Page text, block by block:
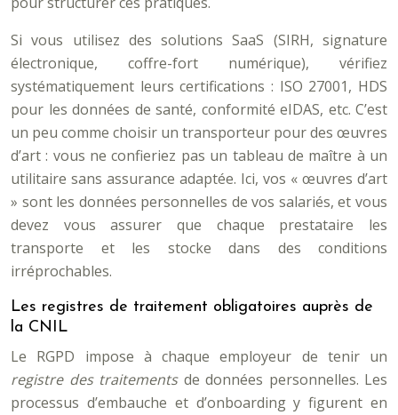
Si vous utilisez des solutions SaaS (SIRH, signature
électronique, coffre-fort numérique), vérifiez
systématiquement leurs certifications : ISO 27001, HDS
pour les données de santé, conformité eIDAS, etc. C’est
un peu comme choisir un transporteur pour des œuvres
d’art : vous ne confieriez pas un tableau de maître à un
utilitaire sans assurance adaptée. Ici, vos « œuvres d’art
» sont les données personnelles de vos salariés, et vous
devez vous assurer que chaque prestataire les
transporte et les stocke dans des conditions
irréprochables.
Les registres de traitement obligatoires auprès de
la CNIL
Le RGPD impose à chaque employeur de tenir un
registre des traitementsde données personnelles. Les
processus d’embauche et d’onboarding y figurent en